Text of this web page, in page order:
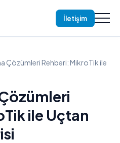
İletişim
Çözümleri Rehberi: MikroTik ile
ile Uçtan